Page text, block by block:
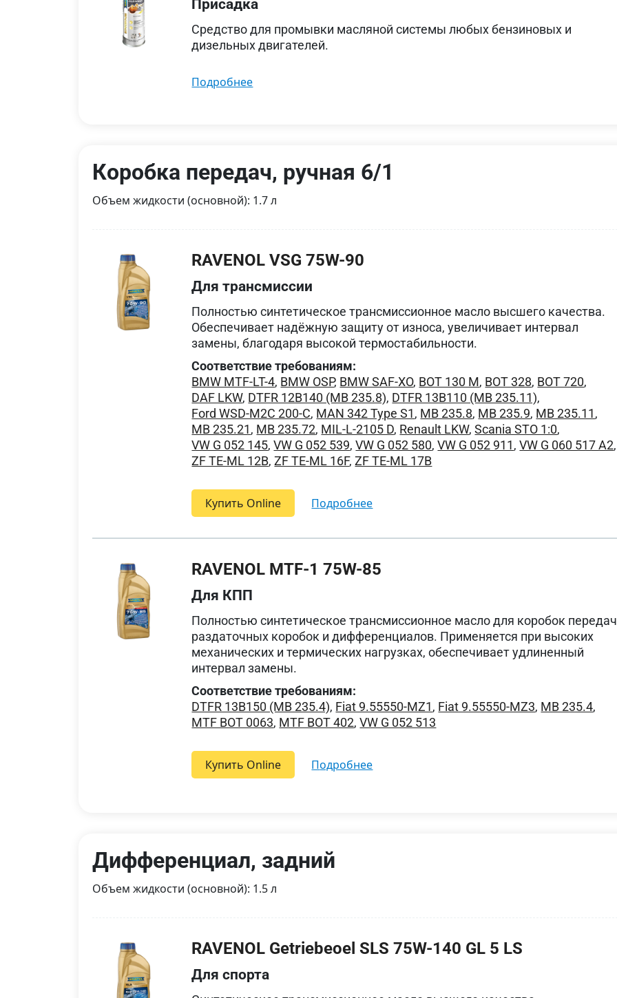
Присадка
Средство для промывки масляной системы любых бензиновых и
дизельных двигателей.
подробнее
Коробка передач, ручная 6/1
Объем жидкости (основной): 1.7 л
RAVENOL VSG 75W-90
Для трансмиссии
Полностью синтетическое трансмиссионное масло высшего качества.
Обеспечивает надёжную защиту от износа, увеличивает интервал
замены, благодаря высокой термостабильности.
Соответствие требованиям:
BMW MTF-LT-4, BMW OSP, BMW SAF-XO, BOT 130 M, BOT 328, BOT 720,
DAF LKW, DTFR 12B140 (MB 235.8), DTFR 13B110 (MB 235.11),
Ford WSD-M2C 200-C, MAN 342 Type S1, MB 235.8, MB 235.9, MB 235.11,
MB 235.21, MB 235.72, MIL-L-2105 D, Renault LKW,Scania STO 1:0,
VW G 052 145,VW G 052 539,VW G 052 580,VW G 052 911,VW G 060 517 A2,
ZF TE-ML 12B,ZF TE-ML 16F,ZF TE-ML 17B
Купить Online подробнее
RAVENOL MTF-1 75W-85
Для КПП
Полностью синтетическое трансмиссионное масло для коробок
раздаточных коробок и дифференциалов. Применяется при высоких
механических и термических нагрузках, обеспечивает удлиненный
интервал замены.
Соответствие требованиям:
DTFR 13B150 (MB 235.4), Fiat 9.55550-MZ1, Fiat 9.55550-MZ3, MB 235.4,
MTF BOT 0063, MTF BOT 402,VW G 052 513
Купить Online подробнее
Дифференциал, задний
Объем жидкости (основной): 1.5 л
RAVENOL Getriebeoel SLS 75W-140 GL 5 LS
Для спорта